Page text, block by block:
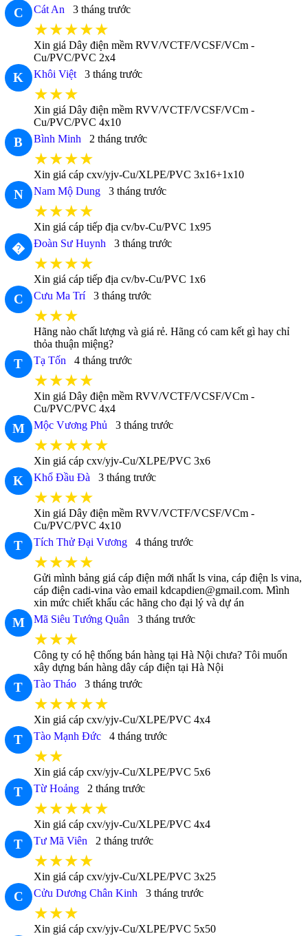
C Cát An 3 tháng trước
★★★★★
Xin giá Dây điện mềm RVV/VCTF/VCSF/VCm -
Cu/PVC/PVC 2x4
K Khôi Việt 3 tháng trước
★★★
Xin giá Dây điện mềm RVV/VCTF/VCSF/VCm -
Cu/PVC/PVC 4x10
B Bình Minh 2 tháng trước
★★★★
Xin giá cáp cxv/yjv-Cu/XLPE/PVC 3x16+1x10
N Nam Mộ Dung 3 tháng trước
★★★★
Xin giá cáp tiếp địa cv/bv-Cu/PVC 1x95
� Đoàn Sư Huynh 3 tháng trước
★★★★
Xin giá cáp tiếp địa cv/bv-Cu/PVC 1x6
C Cưu Ma Trí 3 tháng trước
★★★
Hãng nào chất lượng và giá rẻ. Hãng có cam kết gì hay chỉ
thỏa thuận miệng?
T Tạ Tốn 4 tháng trước
★★★★
Xin giá Dây điện mềm RVV/VCTF/VCSF/VCm -
Cu/PVC/PVC 4x4
M Mộc Vương Phủ 3 tháng trước
★★★★★
Xin giá cáp cxv/yjv-Cu/XLPE/PVC 3x6
K Khổ Đầu Đà 3 tháng trước
★★★★
Xin giá Dây điện mềm RVV/VCTF/VCSF/VCm -
Cu/PVC/PVC 4x10
T Tích Thử Đại Vương 4 tháng trước
★★★★
Gửi mình bảng giá cáp điện mới nhất ls vina, cáp điện ls vina,
cáp điện cadi-vina vào email kdcapdien@gmail.com. Mình
xin mức chiết khấu các hãng cho đại lý và dự án
M Mã Siêu Tướng Quân 3 tháng trước
★★★
Công ty có hệ thống bán hàng tại Hà Nội chưa? Tôi muốn
xây dựng bán hàng dây cáp điện tại Hà Nội
T Tào Tháo 3 tháng trước
★★★★★
Xin giá cáp cxv/yjv-Cu/XLPE/PVC 4x4
T Tào Mạnh Đức 4 tháng trước
★★
Xin giá cáp cxv/yjv-Cu/XLPE/PVC 5x6
T Từ Hoảng 2 tháng trước
★★★★★
Xin giá cáp cxv/yjv-Cu/XLPE/PVC 4x4
T Tư Mã Viên 2 tháng trước
★★★★
Xin giá cáp cxv/yjv-Cu/XLPE/PVC 3x25
C Cửu Dương Chân Kinh 3 tháng trước
★★★
Xin giá cáp cxv/yjv-Cu/XLPE/PVC 5x50